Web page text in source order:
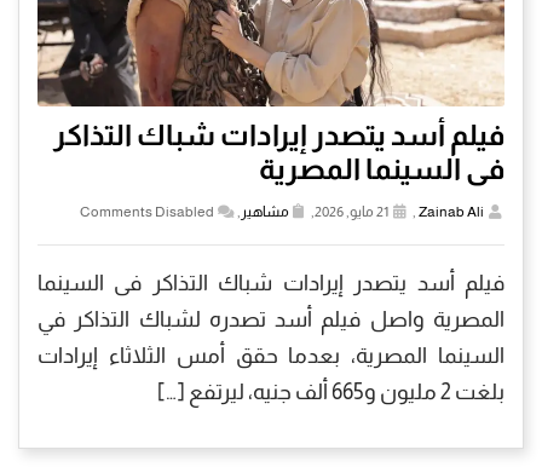
فيلم أسد يتصدر إيرادات شباك التذاكر
فى السينما المصرية
Zainab Ali
, مشاهير ,
Comments Disabled
فيلم أسد يتصدر إيرادات شباك التذاكر فى السينما
المصرية واصل فيلم أسد تصدره لشباك التذاكر في
السينما المصرية، بعدما حقق أمس الثلاثاء إيرادات
بلغت 2 مليون و665 ألف جنيه، ليرتفع […]